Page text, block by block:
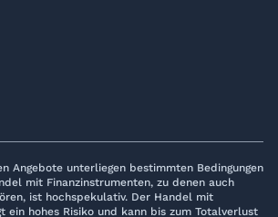
Angebote unterliegen bestimmten Bedingungen
mit Finanzinstrumenten, zu denen auch
ist hochspekulativ. Der Handel mit
ein hohes Risiko und kann bis zum Totalverlust